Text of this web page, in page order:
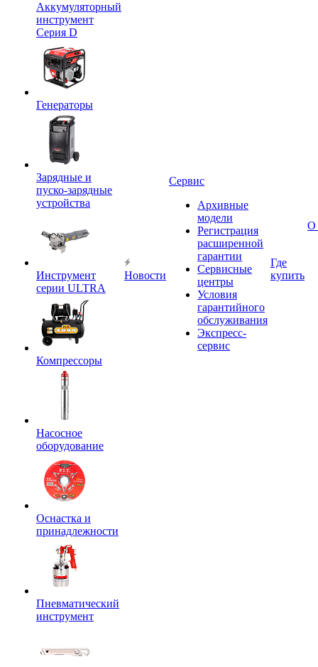
Аккумуляторный
инструмент
Серия D
Генераторы
Зарядные и
пуско-зарядные
устройства
Инструмент
серии ULTRA
Компрессоры
Насосное
оборудование
Оснастка и
принадлежности
Пневматический
инструмент
Новости
Сервис
Архивные
модели
Регистрация
расширенной
гарантии
Сервисные
центры
Условия
гарантийного
обслуживания
Экспресс-
сервис
Где
купить
О